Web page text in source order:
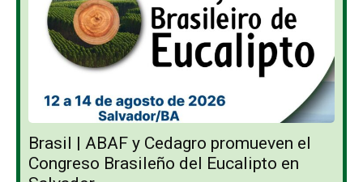
Brasil | ABAF y Cedagro promueven el
Congreso Brasileño del Eucalipto en